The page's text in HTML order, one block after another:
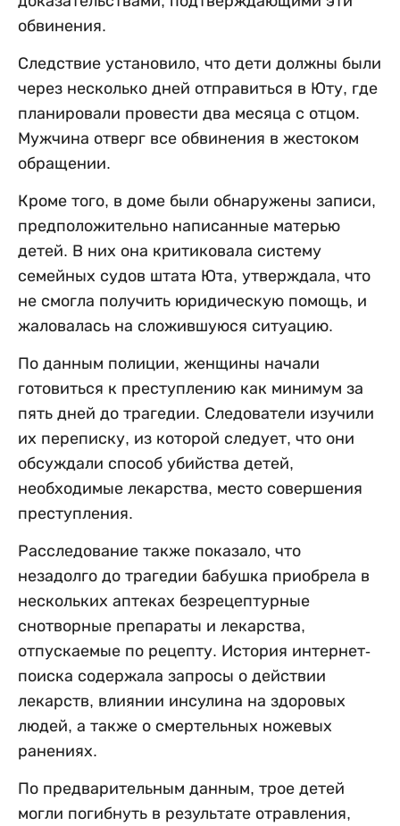
обвинения.
Следствие установило, что дети должны были
через несколько дней отправиться в Юту, где
планировали провести два месяца с отцом.
Мужчина отверг все обвинения в жестоком
обращении.
Кроме того, в доме были обнаружены записи,
предположительно написанные матерью
детей. В них она критиковала систему
семейных судов штата Юта, утверждала, что
не смогла получить юридическую помощь, и
жаловалась на сложившуюся ситуацию.
По данным полиции, женщины начали
готовиться к преступлению как минимум за
пять дней до трагедии. Следователи изучили
их переписку, из которой следует, что они
обсуждали способ убийства детей,
необходимые лекарства, место совершения
преступления.
Расследование также показало, что
незадолго до трагедии бабушка приобрела в
нескольких аптеках безрецептурные
снотворные препараты и лекарства,
отпускаемые по рецепту. История интернет-
поиска содержала запросы о действии
лекарств, влиянии инсулина на здоровых
людей, а также о смертельных ножевых
ранениях.
По предварительным данным, трое детей
могли погибнуть в результате отравления,